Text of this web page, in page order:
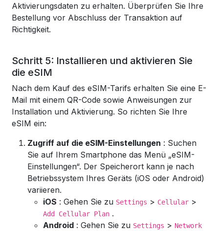
Aktivierungsdaten zu erhalten. Überprüfen Sie Ihre
Bestellung vor Abschluss der Transaktion auf
Richtigkeit.
Schritt 5: Installieren und aktivieren Sie
die eSIM
Nach dem Kauf des eSIM-Tarifs erhalten Sie eine E-
Mail mit einem QR-Code sowie Anweisungen zur
Installation und Aktivierung. So richten Sie Ihre
eSIM ein:
Zugriff auf die eSIM-Einstellungen : Suchen
Sie auf Ihrem Smartphone das Menü „eSIM-
Einstellungen“. Der Speicherort kann je nach
Betriebssystem Ihres Geräts (iOS oder Android)
variieren.
iOS : Gehen Sie zu Settings > Cellular >
Add Cellular Plan .
Android : Gehen Sie zu Settings > Network